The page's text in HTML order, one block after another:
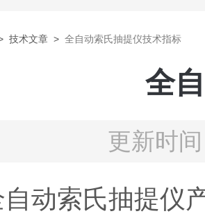
技术文章 > 全自动索氏抽提仪技术指标
全
更新时
动索氏抽提仪